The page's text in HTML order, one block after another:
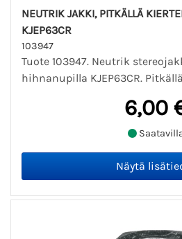
NEUTRIK JAKKI, PITKÄLLÄ
KJEP63CR
103947
Tuote 103947. Neutrik
hihnanupilla KJEP63CR.
6,00